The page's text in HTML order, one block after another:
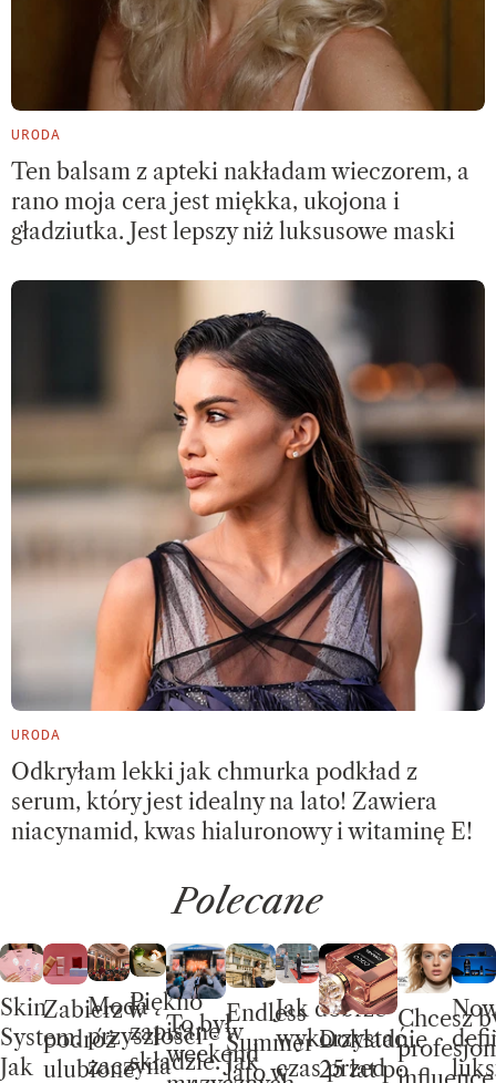
URODA
Ten balsam z apteki nakładam wieczorem, a
rano moja cera jest miękka, ukojona i
gładziutka. Jest lepszy niż luksusowe maski
URODA
Odkryłam lekki jak chmurka podkład z
serum, który jest idealny na lato! Zawiera
niacynamid, kwas hialuronowy i witaminę E!
Polecane
Skin
System.
Jak
Zabierz w
podróż
ulubione
Moda
przyszłości
zaczyna
Piękno
zapisane w
składzie. Jak
To był
weekend
Endless
Summer –
lato w
Jak dobrze
wykorzystać
czas przed
Dokładnie
25 lat po
Chcesz